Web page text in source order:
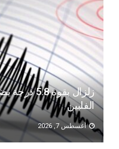
زلزال بقوة
الفلبين
أغسطس 7, 2026